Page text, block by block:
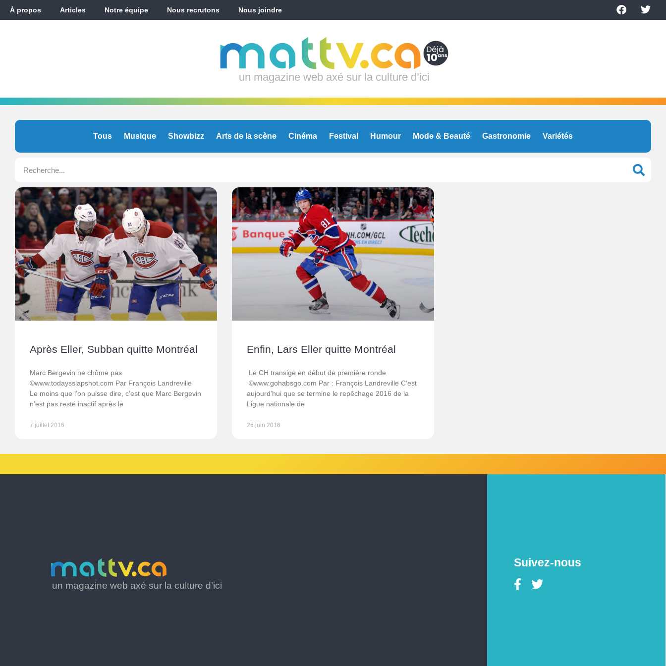
À propos Articles Notre équipe Nous recrutons Nous joindre
un magazine web axé sur la culture d’ici
Tous Musique Showbizz Arts de la scène Cinéma Festival Humour Mode & Beauté Gastronomie Variétés
Après Eller, Subban quitte Montréal
Marc Bergevin ne chôme pas
©www.todaysslapshot.com Par François Landreville
Le moins que l’on puisse dire, c’est que Marc Bergevin
n’est pas resté inactif après le
7 juillet 2016
Enfin, Lars Eller quitte Montréal
Le CH transige en début de première ronde
©www.gohabsgo.com Par : François Landreville C’est
aujourd’hui que se termine le repêchage 2016 de la
Ligue nationale de
25 juin 2016
un magazine web axé sur la culture d’ici
Suivez-nous